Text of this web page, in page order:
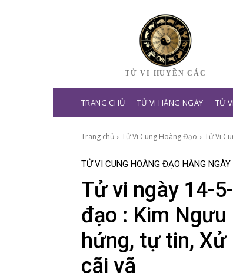
TỬ VI HUYỀN CÁC
TRANG CHỦ TỬ VI HÀNG NGÀY TỬ
Trang chủ Tử Vi Cung Hoàng Đạo Tử Vi
TỬ VI CUNG HOÀNG ĐẠO HÀNG NGÀY
Tử vi ngày 14-
đạo : Kim
hứng, tự tin,
cãi vã